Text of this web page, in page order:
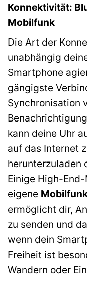
Konnektivität:
Mobilfunk
Die Art der
unabhängig
Smartphone
gängigste
Synchronisation
kann deine Uhr
auf das Internet
herunterzuladen
Einige High-
eigene
ermöglicht dir,
zu senden und
wenn dein
Freiheit ist
Wandern oder